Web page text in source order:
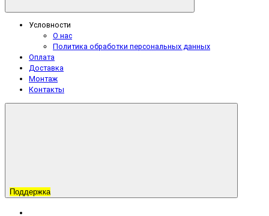
Условности
О нас
Политика обработки персональных данных
Оплата
Доставка
Монтаж
Контакты
Поддержка